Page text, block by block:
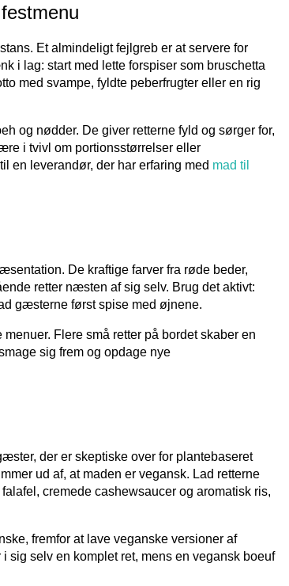
Et almindeligt fejlgreb er at servere for
i lag: start med lette forspiser som bruschetta
med svampe, fyldte peberfrugter eller en rig
og nødder. De giver retterne fyld og sørger for,
i tvivl om portionsstørrelser eller
en leverandør, der har erfaring med mad til
De kraftige farver fra røde beder,
retter næsten af sig selv. Brug det aktivt:
gæsterne først spise med øjnene.
Flere små retter på bordet skaber en
sig frem og opdage nye
der er skeptiske over for plantebaseret
ud af, at maden er vegansk. Lad retterne
cremede cashewsaucer og aromatisk ris,
fremfor at lave veganske versioner af
sig selv en komplet ret, mens en vegansk boeuf